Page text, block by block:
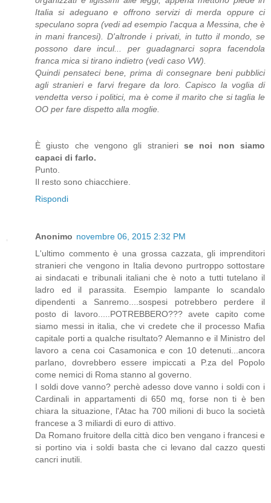
Italia si adeguano e offrono servizi di merda oppure ci
speculano sopra (vedi ad esempio l'acqua a Messina, che è
in mani francesi). D'altronde i privati, in tutto il mondo, se
possono dare incul... per guadagnarci sopra facendola
franca mica si tirano indietro (vedi caso VW).
Quindi pensateci bene, prima di consegnare beni pubblici
agli stranieri e farvi fregare da loro. Capisco la voglia di
vendetta verso i politici, ma è come il marito che si taglia le
OO per fare dispetto alla moglie.
È giusto che vengono gli stranieri se noi non siamo
capaci di farlo.
Punto.
Il resto sono chiacchiere.
Rispondi
Anonimo novembre 06, 2015 2:32 PM
L'ultimo commento è una grossa cazzata, gli imprenditori
stranieri che vengono in Italia devono purtroppo sottostare
ai sindacati e tribunali italiani che è noto a tutti tutelano il
ladro ed il parassita. Esempio lampante lo scandalo
dipendenti a Sanremo....sospesi potrebbero perdere il
posto di lavoro.....POTREBBERO??? avete capito come
siamo messi in italia, che vi credete che il processo Mafia
capitale porti a qualche risultato? Alemanno e il Ministro del
lavoro a cena coi Casamonica e con 10 detenuti...ancora
parlano, dovrebbero essere impiccati a P.za del Popolo
come nemici di Roma stanno al governo.
I soldi dove vanno? perchè adesso dove vanno i soldi con i
Cardinali in appartamenti di 650 mq, forse non ti è ben
chiara la situazione, l'Atac ha 700 milioni di buco la società
francese a 3 miliardi di euro di attivo.
Da Romano fruitore della città dico ben vengano i francesi e
si portino via i soldi basta che ci levano dal cazzo questi
cancri inutili.